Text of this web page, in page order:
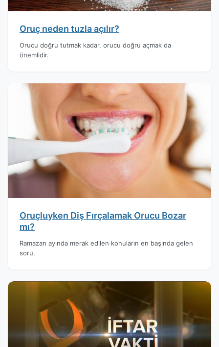
Oruç neden tuzla açılır?
Orucu doğru tutmak kadar, orucu doğru açmak da
önemlidir.
Oruçluyken Diş Fırçalamak Orucu Bozar
mı?
Ramazan ayında merak edilen konuların en başında gelen
soru.